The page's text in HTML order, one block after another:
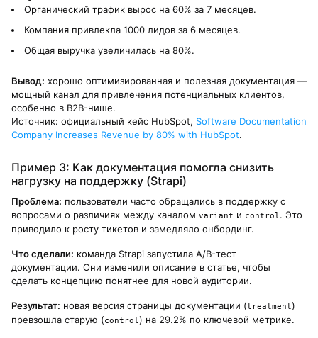
Органический трафик вырос на 60% за 7 месяцев.
Компания привлекла 1000 лидов за 6 месяцев.
Общая выручка увеличилась на 80%.
Вывод: хорошо оптимизированная и полезная документация —
мощный канал для привлечения потенциальных клиентов,
особенно в B2B-нише.
Источник: официальный кейс HubSpot, Software Documentation
Company Increases Revenue by 80% with HubSpot.
Пример 3: Как документация помогла снизить
нагрузку на поддержку (Strapi)
Проблема: пользователи часто обращались в поддержку с
вопросами о различиях между каналом variant и control . Это
приводило к росту тикетов и замедляло онбординг.
Что сделали: команда Strapi запустила A/B-тест
документации. Они изменили описание в статье, чтобы
сделать концепцию понятнее для новой аудитории.
Результат: новая версия страницы документации (treatment)
превзошла старую (control ) на 29.2% по ключевой метрике.